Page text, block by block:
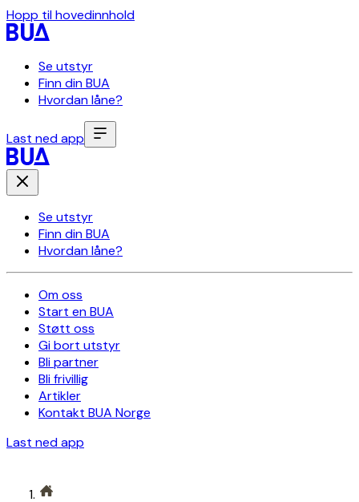
Hopp til hovedinnhold
Se utstyr
Finn din BUA
Hvordan låne?
Last ned app
Se utstyr
Finn din BUA
Hvordan låne?
Om oss
Start en BUA
Støtt oss
Gi bort utstyr
Bli partner
Bli frivillig
Artikler
Kontakt BUA Norge
Last ned app